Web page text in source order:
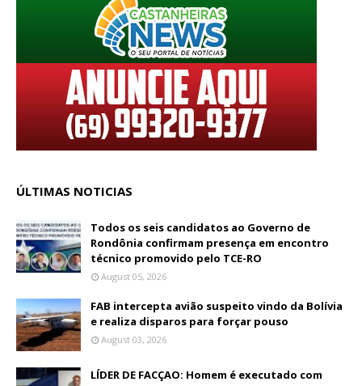
ÚLTIMAS NOTICIAS
Todos os seis candidatos ao Governo de
Rondônia confirmam presença em encontro
técnico promovido pelo TCE-RO
August 05, 2026
FAB intercepta avião suspeito vindo da Bolívia
e realiza disparos para forçar pouso
August 03, 2026
LÍDER DE FACÇAO: Homem é executado com